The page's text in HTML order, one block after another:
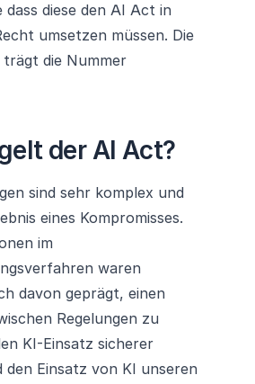
dass diese den AI Act in
umsetzen müssen. Die
die Nummer
der AI Act?
sind sehr komplex und
eines Kompromisses.
im
waren
davon geprägt, einen
Regelungen zu
KI-Einsatz sicherer
den Einsatz von KI unseren